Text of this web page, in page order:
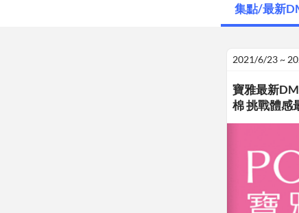
集點/最新
2021/6/23 ~
寶雅最新
棉 挑戰體感